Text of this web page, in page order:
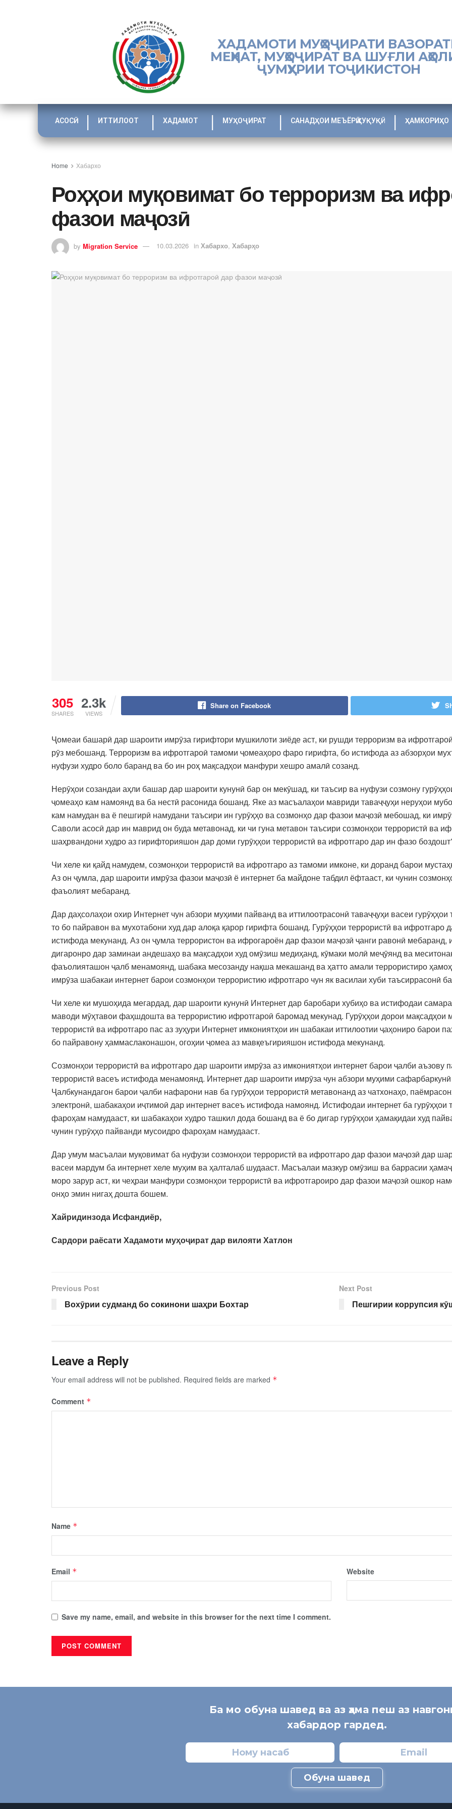
ХАДАМОТИ МУҲОҶИРАТИ
МЕҲНАТ, МУҲОҶИРАТ ВА ШУҒЛИ
ҶУМҲУРИИ ТОҶИКИСТОН
АСОСӢ ИТТИЛООТ ХАДАМОТ МУҲОҶИРАТ САНАДҲОИ МЕЪЁРӢ ҲУҚУҚӢ ҲАМКОРИҲО
Home Хабархо
Роҳҳои муқовимат бо терроризм ва
фазои маҷозӣ
by Migration Service 10.03.2026 in Хабархо, Хабарҳо
305
SHARES
2.3k
VIEWS
Share on Facebook
Ҷомеаи башарӣ дар шароити имрӯза гирифтори мушкилоти зиёде аст, ки рушди терроризм ва
рӯз мебошанд. Терроризм ва ифротгароӣ тамоми ҷомеаҳоро фаро гирифта, бо истифода аз абзорҳои
нуфузи худро боло баранд ва бо ин роҳ мақсадҳои манфури хешро амалӣ созанд.
Нерӯҳои созандаи аҳли башар дар шароити кунунӣ бар он мекӯшад, ки таъсир ва нуфузи созмону
ҷомеаҳо кам намоянд ва ба нестӣ расонида бошанд. Яке аз масъалаҳои мавриди таваҷҷуҳи неруҳои
кам намудан ва ё пешгирӣ намудани таъсири ин гурӯҳҳо ва созмонҳо дар фазои маҷозӣ мебошад, ки
Саволи асосӣ дар ин маврид он буда метавонад, ки чи гуна метавон таъсири созмонҳои террористӣ ва
шаҳрвандони худро аз гирифторияшон дар доми гурӯҳҳои террористӣ ва ифротгаро дар ин фазо
Чи хеле ки қайд намудем, созмонҳои террористӣ ва ифротгаро аз тамоми имконе, ки доранд барои
Аз он ҷумла, дар шароити имрӯза фазои маҷозӣ ё интернет ба майдоне табдил ёфтааст, ки чунин
фаъолият мебаранд.
Дар даҳсолаҳои охир Интернет чун абзори муҳими пайванд ва иттилоотрасонӣ таваҷҷуҳи васеи
то бо пайравон ва мухотабони худ дар алоқа қарор гирифта бошанд. Гурӯҳҳои террористӣ ва ифротгаро
истифода мекунанд. Аз он ҷумла террористон ва ифрогароён дар фазои маҷозӣ ҷанги равонӣ
дигаронро дар заминаи андешаҳо ва мақсадҳои худ омӯзиш медиҳанд, кӯмаки молӣ меҷӯянд ва
фаъолияташон ҷалб менамоянд, шабака месозанду нақша мекашанд ва ҳатто амали террористиро
имрӯза шабакаи интернет барои созмонҳои террористию ифротгаро чун як василаи хуби таъсиррасонӣ
Чи хеле ки мушоҳида мегардад, дар шароити кунунӣ Интернет дар баробари хубиҳо ва истифодаи
маводи мӯҳтавои фаҳшдошта ва террористию ифротгароӣ баромад мекунад. Гурӯҳҳои дорои мақсадҳои
террористӣ ва ифротгаро пас аз зуҳури Интернет имкониятҳои ин шабакаи иттилоотии ҷаҳониро барои
бо пайравону ҳаммаслаконашон, огоҳии ҷомеа аз мавқеъгирияшон истифода мекунанд.
Созмонҳои террористӣ ва ифротгаро дар шароити имрӯза аз имкониятҳои интернет барои ҷалби
террористӣ васеъ истифода менамоянд. Интернет дар шароити имрӯза чун абзори муҳими
Ҷалбкунандагон барои ҷалби нафарони нав ба гурӯҳҳои террористӣ метавонанд аз чатхонаҳо,
электронӣ, шабакаҳои иҷтимоӣ дар интернет васеъ истифода намоянд. Истифодаи интернет ба
фароҳам намудааст, ки шабакаҳои худро ташкил дода бошанд ва ё бо дигар гурӯҳҳои ҳамақидаи худ
чунин гурӯҳҳо пайванди мусоидро фароҳам намудааст.
Дар умум масъалаи муқовимат ба нуфузи созмонҳои террористӣ ва ифротгаро дар фазои маҷозӣ дар
васеи мардум ба интернет хеле муҳим ва ҳалталаб шудааст. Масъалаи мазкур омӯзиш ва баррасии
моро зарур аст, ки чеҳраи манфури созмонҳои террористӣ ва ифротгароиро дар фазои маҷозӣ ошкор
онҳо эмин нигаҳ дошта бошем.
Хайридинзода Исфандиёр,
Сардори раёсати Хадамоти муҳоҷират дар вилояти Хатлон
Previous Post
Вохӯрии судманд бо сокинони шаҳри Бохтар
Next Post
Пешгирии коррупсия
Leave a Reply
Your email address will not be published. Required fields are marked *
Comment *
Name *
Email * Website
Save my name, email, and website in this browser for the next time I comment.
Ба мо обуна шавед ва аз ҳама пеш аз
хабардор гардед.
Обуна шавед